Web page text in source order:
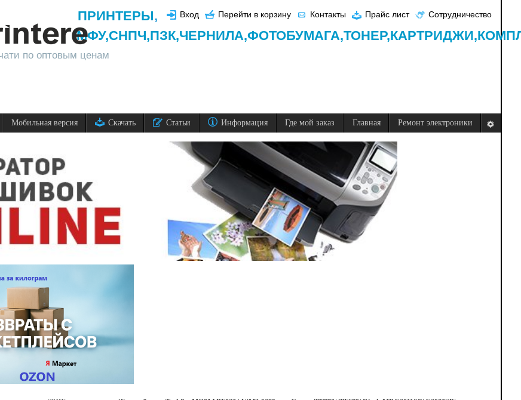
по оптовым ценам
Вход Перейти в корзину Контакты Прайс лист Сотрудничество
ПРИНТЕРЫ,
МФУ,СНПЧ,ПЗК,ЧЕРНИЛА,ФОТОБУМАГА,ТОНЕР,КАРТРИДЖИ,
Мобильная версия Скачать Статьи Информация Где мой заказ Главная Ремонт электроники